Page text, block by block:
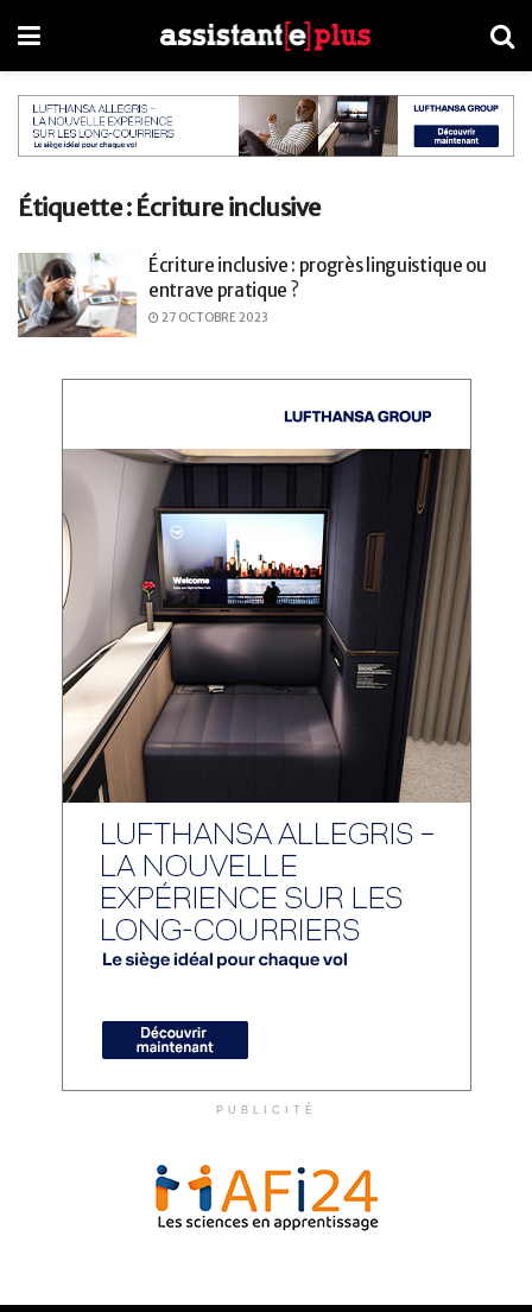
Étiquette : Écriture inclusive
Écriture inclusive : progrès linguistique ou
entrave pratique ?
27 OCTOBRE 2023
PUBLICITÉ